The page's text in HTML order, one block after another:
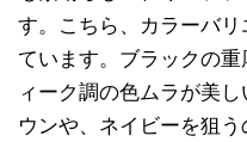
す。こちら、カラーバ
ています。ブラックの
ィーク調の色ムラが美
ウンや、ネイビーを狙